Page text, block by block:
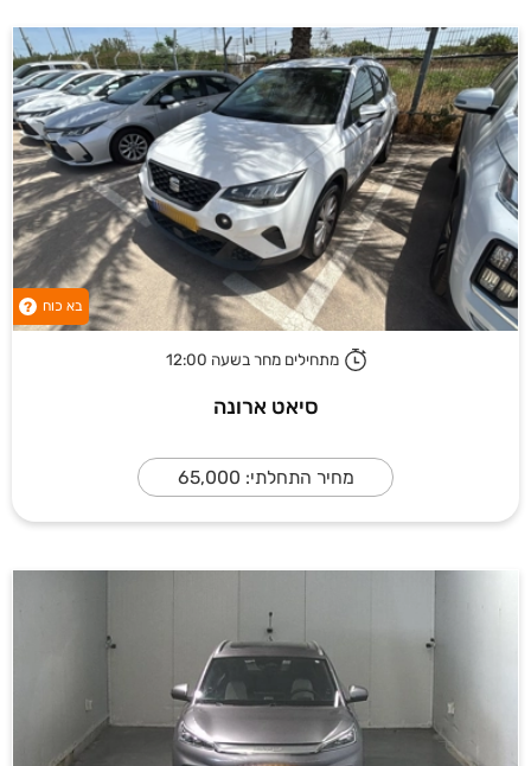
בא כוח ?
מתחילים מחר בשעה 12:00
סיאט ארונה
מחיר התחלתי: 65,000